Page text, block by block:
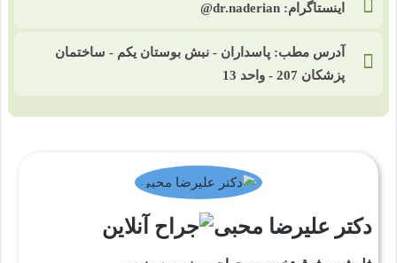
اینستاگرام: dr.naderian@
آدرس مطب: پاسداران - نبش بوستان یکم - ساختمان
پزشکان 207 - واحد 13
دکتر علیرضا محبی